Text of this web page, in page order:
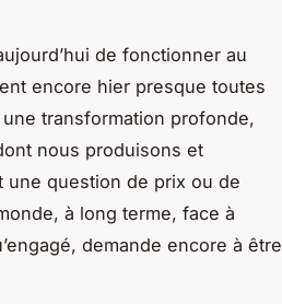
de fonctionner au
encore hier presque toutes
transformation profonde,
nous produisons et
une question de prix ou de
à long terme, face à
demande encore à être